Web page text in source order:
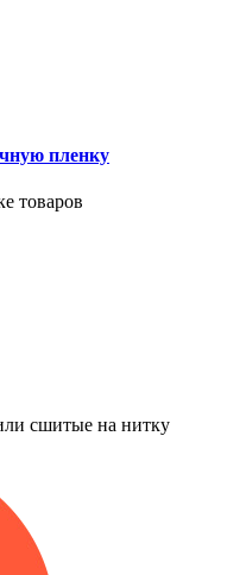
пленку
товаров
сшитые на нитку